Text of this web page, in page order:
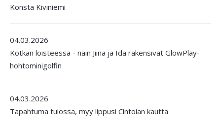
Konsta Kiviniemi
04.03.2026
Kotkan loisteessa - näin Jiina ja Ida rakensivat GlowPlay-
hohtominigolfin
04.03.2026
Tapahtuma tulossa, myy lippusi Cintoian kautta